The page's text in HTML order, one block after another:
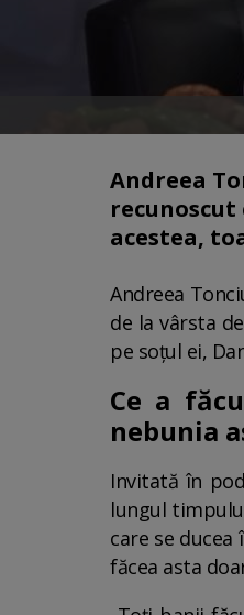
Andreea
acestea,
Andreea
de la vârsta
pe soțul ei,
Ce a
nebunia
Invitată în
lungul
care se
făcea asta